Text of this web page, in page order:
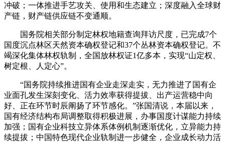
冲破；一体推进手艺攻关、使用和生态建立；深度融入全球财
产链，财产链供应链不变通顺。
国务院相关部分制定林权地籍查询拜访尺度，已完成7个
国度沉点林区天然资本确权登记和37个丛林资本确权登记。不
竭深化集体林权轨制，全国放林权证1亿多本，实现“山定权、
树定根、人定心”。
“国务院持续推进国有企业走深走实，无力推进了国有企
业面孔发生深刻变化、活力效率获得提拔、出产运营稳中向
好、正在环节时辰阐扬了环节感化。”张国清说，本届以来，
国有经济结构布局调整取得积极进展，办事国度计谋能力持续
加强；国有企业科技立异体系体例机制逐渐优化，立异能力持
续提拔；中国特色现代企业轨制进一步健全，企业成长动力活